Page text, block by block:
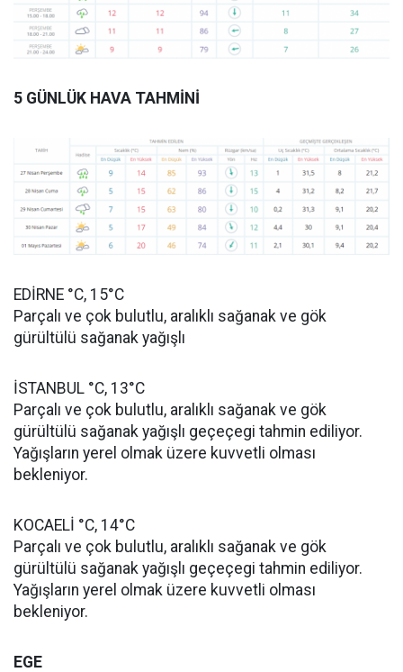
5 GÜNLÜK HAVA TAHMİNİ
EDİRNE °C, 15°C
Parçalı ve çok bulutlu, aralıklı sağanak ve gök
gürültülü sağanak yağışlı
İSTANBUL °C, 13°C
Parçalı ve çok bulutlu, aralıklı sağanak ve gök
gürültülü sağanak yağışlı geçeçegi tahmin ediliyor.
Yağışların yerel olmak üzere kuvvetli olması
bekleniyor.
KOCAELİ °C, 14°C
Parçalı ve çok bulutlu, aralıklı sağanak ve gök
gürültülü sağanak yağışlı geçeçegi tahmin ediliyor.
Yağışların yerel olmak üzere kuvvetli olması
bekleniyor.
EGE